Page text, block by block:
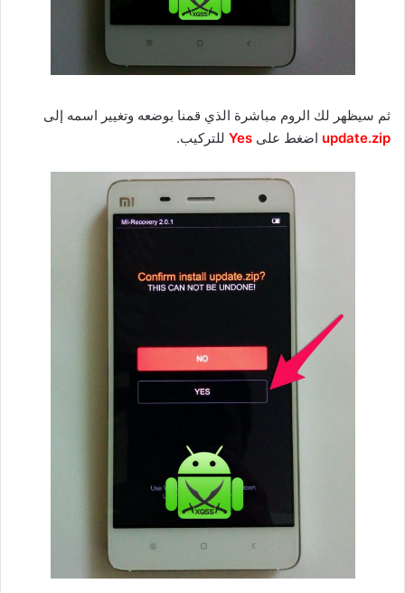
ثم سيظهر لك الروم مباشرة الذي قمنا بوضعه وتغيير اسمه إلى
update.zip اضغط على Yes للتركيب.